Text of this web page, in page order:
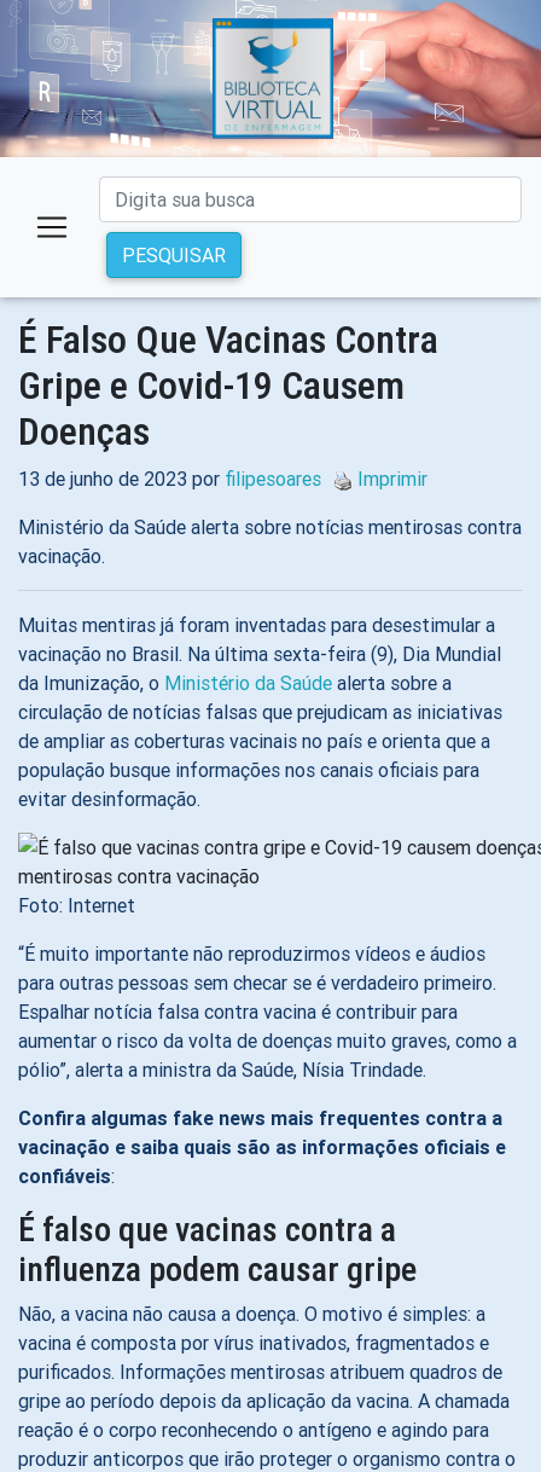
PESQUISAR
É Falso Que Vacinas Contra
Gripe e Covid-19 Causem
Doenças
13 de junho de 2023 por filipesoares
Imprimir
Ministério da Saúde alerta sobre notícias mentirosas contra
vacinação.
Muitas mentiras já foram inventadas para desestimular a
vacinação no Brasil. Na última sexta-feira (9), Dia Mundial
da Imunização, o Ministério da Saúde alerta sobre a
circulação de notícias falsas que prejudicam as iniciativas
de ampliar as coberturas vacinais no país e orienta que a
população busque informações nos canais oficiais para
evitar desinformação.
Foto: Internet
“É muito importante não reproduzirmos vídeos e áudios
para outras pessoas sem checar se é verdadeiro primeiro.
Espalhar notícia falsa contra vacina é contribuir para
aumentar o risco da volta de doenças muito graves, como a
pólio”, alerta a ministra da Saúde, Nísia Trindade.
Confira algumas fake news mais frequentes contra a
vacinação e saiba quais são as informações oficiais e
confiáveis:
É falso que vacinas contra a
influenza podem causar gripe
Não, a vacina não causa a doença. O motivo é simples: a
vacina é composta por vírus inativados, fragmentados e
purificados. Informações mentirosas atribuem quadros de
gripe ao período depois da aplicação da vacina. A chamada
reação é o corpo reconhecendo o antígeno e agindo para
produzir anticorpos que irão proteger o organismo contra o